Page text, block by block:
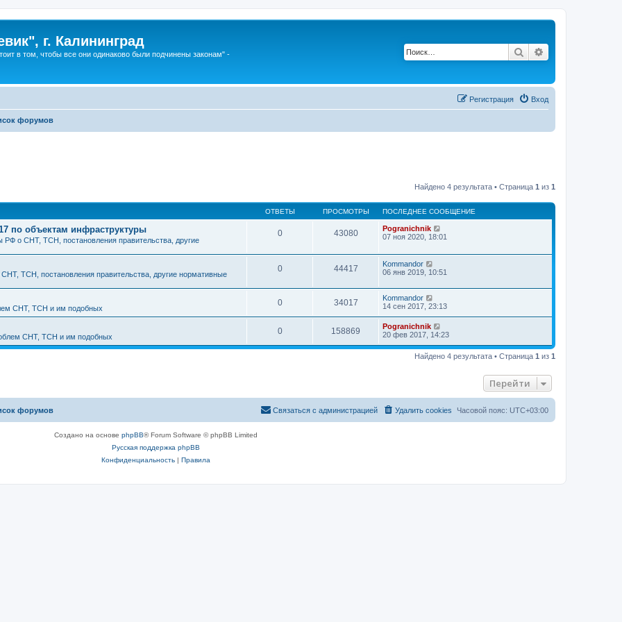
г. Калининград
в том, чтобы все они одинаково были подчинены законам" -
Поиск
Вход
Регистрация
форумов
Найдено 4 результата • Страница 1 из 1
ОТВЕТЫ ПРОСМОТРЫ ПОСЛЕДНЕЕ СООБЩЕНИЕ
по объектам инфраструктуры
РФ о СНТ, ТСН, постановления правительства, другие
0 43080
Pogranichnik
07 ноя 2020, 18:01
ТСН, постановления правительства, другие нормативные
0 44417
Kommandor
06 янв 2019, 10:51
СНТ, ТСН и им подобных
0 34017
Kommandor
14 сен 2017, 23:13
СНТ, ТСН и им подобных
0 158869
Pogranichnik
20 фев 2017, 14:23
Найдено 4 результата • Страница 1 из 1
Перейти
форумов Часовой пояс: UTC+03:00
Удалить cookies
Связаться с администрацией
Создано на основе phpBB® Forum Software © phpBB Limited
Русская поддержка phpBB
Конфиденциальность| Правила